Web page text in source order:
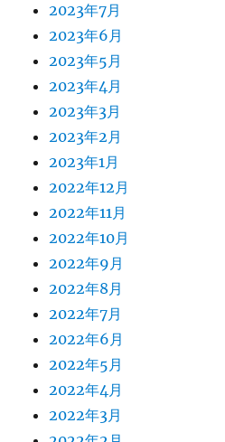
2023年7月
2023年6月
2023年5月
2023年4月
2023年3月
2023年2月
2023年1月
2022年12月
2022年11月
2022年10月
2022年9月
2022年8月
2022年7月
2022年6月
2022年5月
2022年4月
2022年3月